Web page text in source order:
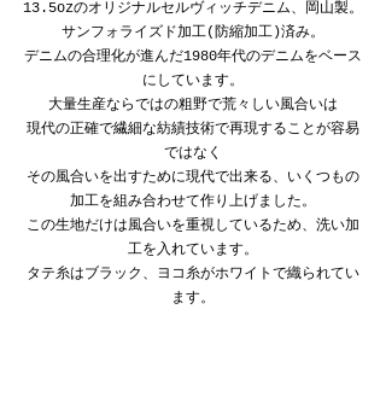
13.5ozのオリジナルセルヴィッチデニム、岡山製。
サンフォライズド加工(防縮加工)済み。
デニムの合理化が進んだ1980年代のデニムをベース
にしています。
大量生産ならではの粗野で荒々しい風合いは
現代の正確で繊細な紡績技術で再現することが容易
ではなく
その風合いを出すために現代で出来る、いくつもの
加工を組み合わせて作り上げました。
この生地だけは風合いを重視しているため、洗い加
工を入れています。
タテ糸はブラック、ヨコ糸がホワイトで織られてい
ます。